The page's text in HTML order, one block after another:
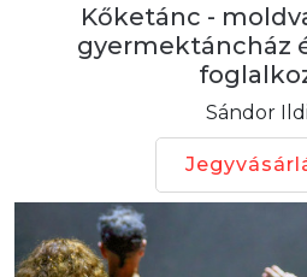
Kőketánc -
gyermektáncház
Sándor